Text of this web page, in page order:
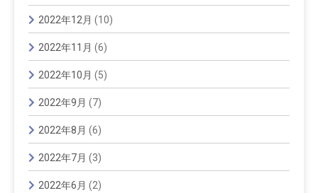
2022年12月 (10)
2022年11月 (6)
2022年10月 (5)
2022年9月 (7)
2022年8月 (6)
2022年7月 (3)
2022年6月 (2)